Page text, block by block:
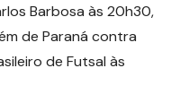
Barbosa às 20h30,
de Paraná contra
de Futsal às